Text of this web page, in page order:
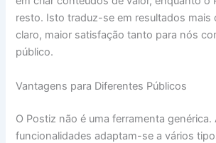
resto. Isto traduz-se em resultados mais
claro, maior satisfação tanto para nós
público.
Vantagens para Diferentes Públicos
O Postiz não é uma ferramenta genérica.
funcionalidades adaptam-se a vários